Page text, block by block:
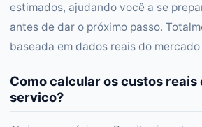
estimados, ajudando você a se
antes de dar o próximo passo.
baseada em dados reais do
Como calcular os custos
servico?